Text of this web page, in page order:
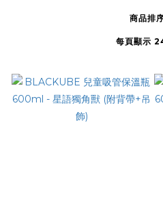
商品排
每頁顯示